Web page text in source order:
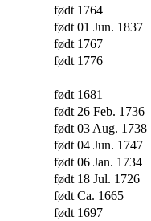
født 1764
født 01 Jun. 1837
født 1767
født 1776
født 1681
født 26 Feb. 1736
født 03 Aug. 1738
født 04 Jun. 1747
født 06 Jan. 1734
født 18 Jul. 1726
født Ca. 1665
født 1697